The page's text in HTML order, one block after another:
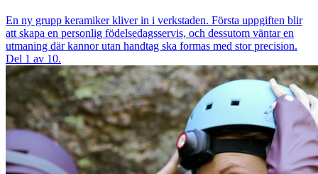
En ny grupp keramiker kliver in i verkstaden. Första uppgiften blir
att skapa en personlig födelsedagsservis, och dessutom väntar en
utmaning där kannor utan handtag ska formas med stor precision.
Del 1 av 10.